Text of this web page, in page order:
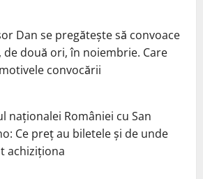
Dan se pregăteşte să convoace
de două ori, în noiembrie. Care
convocării
naționalei României cu San
Ce preț au biletele și de unde
achiziționa